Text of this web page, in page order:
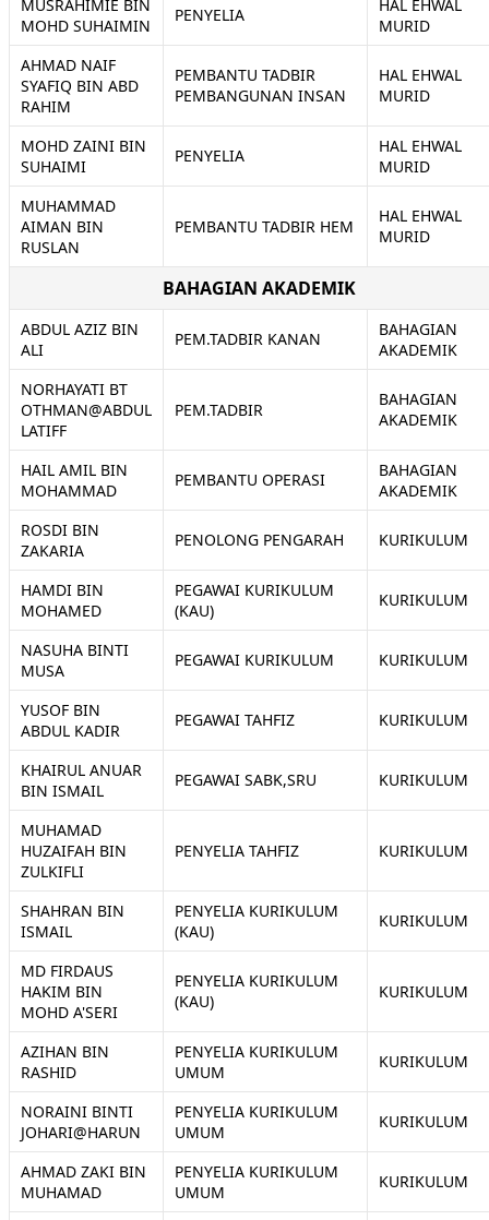
MUSRAHIMIE BIN
MOHD SUHAIMIN
PENYELIA
HAL EHWAL
MURID
AHMAD NAIF
SYAFIQ BIN ABD
RAHIM
PEMBANTU TADBIR
PEMBANGUNAN INSAN
HAL EHWAL
MURID
MOHD ZAINI BIN
SUHAIMI
PENYELIA
HAL EHWAL
MURID
MUHAMMAD
AIMAN BIN
RUSLAN
PEMBANTU TADBIR HEM
HAL EHWAL
MURID
BAHAGIAN AKADEMIK
ABDUL AZIZ BIN
ALI
PEM.TADBIR KANAN
BAHAGIAN
AKADEMIK
NORHAYATI BT
OTHMAN@ABDUL
LATIFF
PEM.TADBIR
BAHAGIAN
AKADEMIK
HAIL AMIL BIN
MOHAMMAD
PEMBANTU OPERASI
BAHAGIAN
AKADEMIK
ROSDI BIN
ZAKARIA
PENOLONG PENGARAH KURIKULUM
HAMDI BIN
MOHAMED
PEGAWAI KURIKULUM
(KAU)
KURIKULUM
NASUHA BINTI
MUSA
PEGAWAI KURIKULUM KURIKULUM
YUSOF BIN
ABDUL KADIR
PEGAWAI TAHFIZ KURIKULUM
KHAIRUL ANUAR
BIN ISMAIL
PEGAWAI SABK,SRU KURIKULUM
MUHAMAD
HUZAIFAH BIN
ZULKIFLI
PENYELIA TAHFIZ KURIKULUM
SHAHRAN BIN
ISMAIL
PENYELIA KURIKULUM
(KAU)
KURIKULUM
MD FIRDAUS
HAKIM BIN
MOHD A'SERI
PENYELIA KURIKULUM
(KAU)
KURIKULUM
AZIHAN BIN
RASHID
PENYELIA KURIKULUM
UMUM
KURIKULUM
NORAINI BINTI
JOHARI@HARUN
PENYELIA KURIKULUM
UMUM
KURIKULUM
AHMAD ZAKI BIN
MUHAMAD
PENYELIA KURIKULUM
UMUM
KURIKULUM